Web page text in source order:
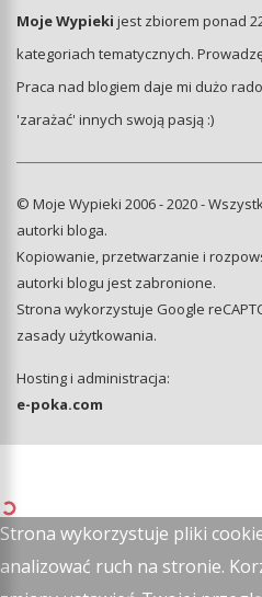
Moje Wypieki jest zbiorem ponad
kategoriach tematycznych.
Praca nad blogiem daje mi dużo
'zarażać' innych swoją pasją :)
© Moje Wypieki 2006 - 2020 -
autorki bloga.
Kopiowanie, przetwarzanie i
autorki blogu jest zabronione.
Strona wykorzystuje Google
zasady użytkowania.
Hosting i administracja:
e-poka.com
Strona wykorzystuje pliki
analizować ruch na stronie.